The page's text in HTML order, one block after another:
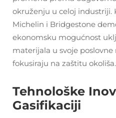
okruženju u celoj industriji.
Michelin i Bridgestone
ekonomsku mogućnost
materijala u svoje
fokusiraju na zaštitu okoliša.
Tehnološke
Gasifikaciji